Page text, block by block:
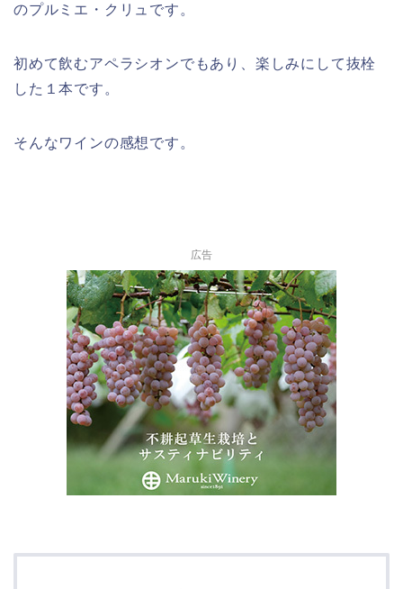
のプルミエ・クリュです。
初めて飲むアペラシオンでもあり、楽しみにして抜栓
した１本です。
そんなワインの感想です。
広告